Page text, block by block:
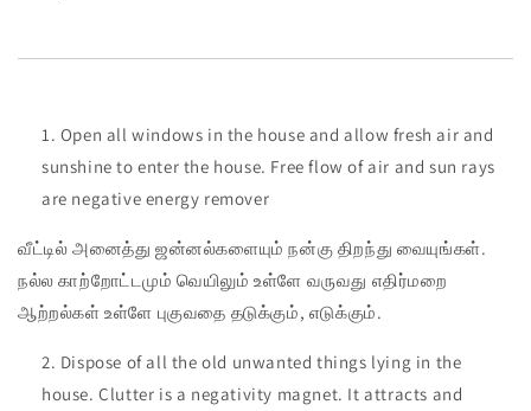
Open all windows in the house and allow fresh air and
sunshine to enter the house. Free flow of air and sun rays
are negative energy remover
வீட்டில் அனைத்து ஜன்னல்களையும் நன்கு திறந்து வையுங்கள்.
நல்ல காற்றோட்டமும் வெயிலும் உள்ளே வருவது எதிர்மறை
ஆற்றல்கள் உள்ளே புகுவதை தடுக்கும், எடுக்கும்.
Dispose of all the old unwanted things lying in the
house. Clutter is a negativity magnet. It attracts and